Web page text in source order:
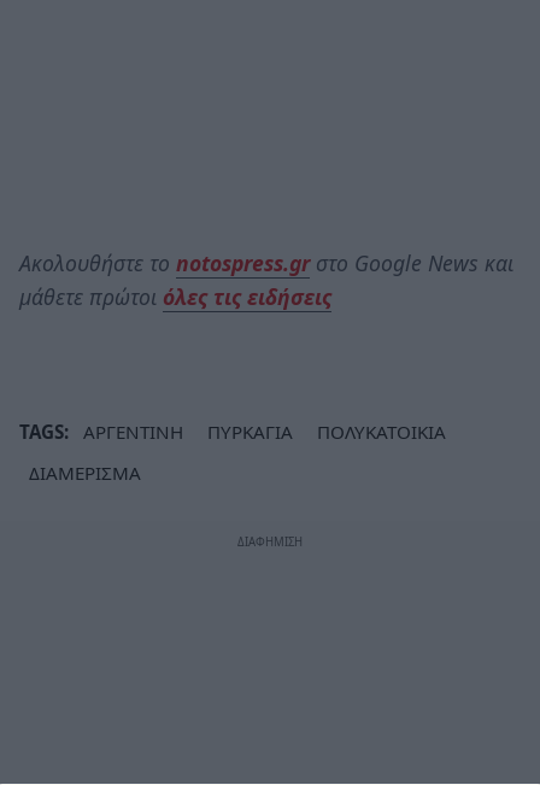
Ακολουθήστε το notospress.grστο Google News και
μάθετε πρώτοι όλες τις ειδήσεις
TAGS: ΑΡΓΕΝΤΙΝΗ ΠΥΡΚΑΓΙΑ
ΠΟΛΥΚΑΤΟΙΚΙΑ
ΔΙΑΜΕΡΙΣΜΑ